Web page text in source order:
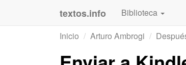
textos.info Biblioteca
Inicio
Arturo Ambrogi